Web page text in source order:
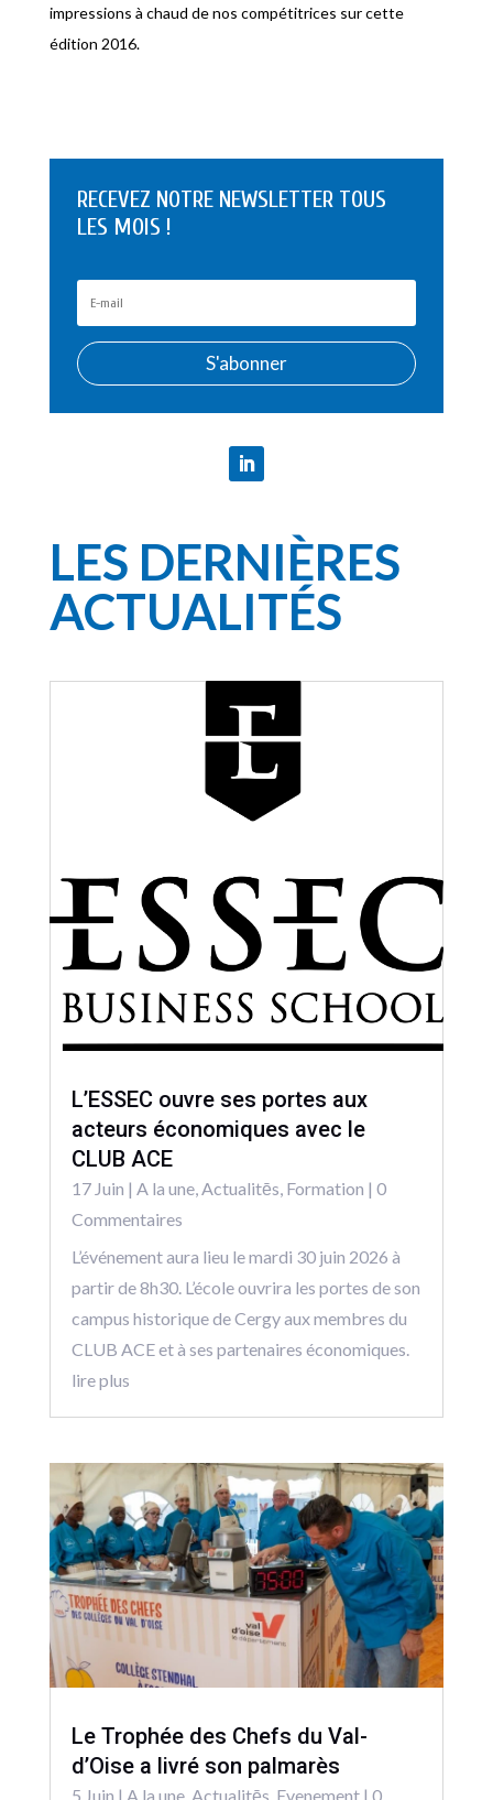
impressions à chaud de nos compétitrices sur cette
édition 2016.
RECEVEZ NOTRE NEWSLETTER TOUS
LES MOIS !
S'abonner
LES DERNIÈRES
ACTUALITÉS
L’ESSEC ouvre ses portes aux
acteurs économiques avec le
CLUB ACE
17 Juin | A la une, Actualitēs Formation | 0
Commentaires
L’événement aura lieu le mardi 30 juin 2026 à
partir de 8h30. L’école ouvrira les portes de son
campus historique de Cergy aux membres du
CLUB ACE et à ses partenaires économiques.
lire plus
Le Trophée des Chefs du Val-
d’Oise a livré son palmarès
5 Juin | A la une, Actualitēs Evenement| 0